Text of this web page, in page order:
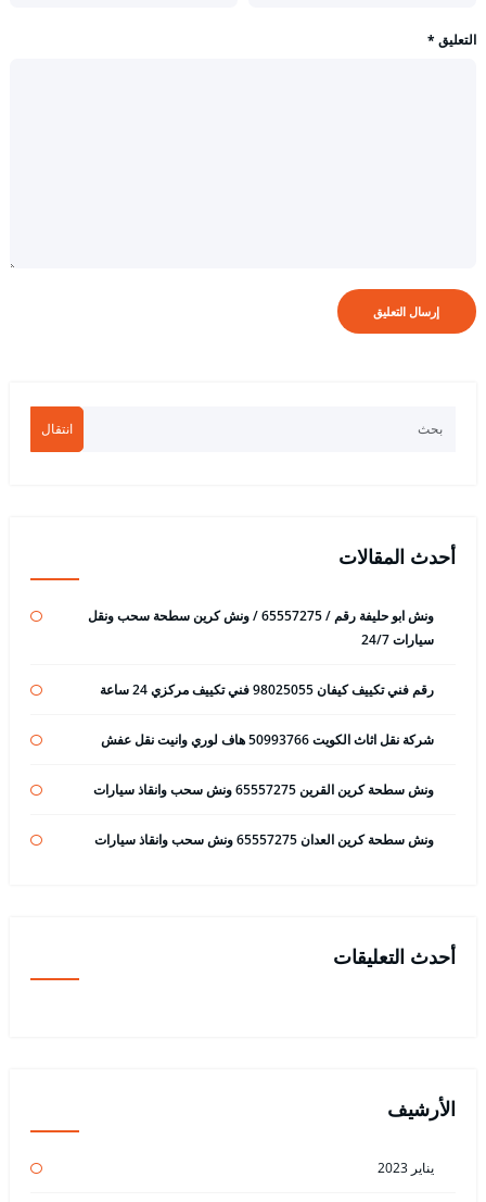
التعليق *
انتقال
أحدث المقالات
ونش ابو حليفة رقم / 65557275 / ونش كرين سطحة سحب ونقل
سيارات 24/7
رقم فني تكييف كيفان 98025055 فني تكييف مركزي 24 ساعة
شركة نقل اثاث الكويت 50993766 هاف لوري وانيت نقل عفش
ونش سطحة كرين القرين 65557275 ونش سحب وانقاذ سيارات
ونش سطحة كرين العدان 65557275 ونش سحب وانقاذ سيارات
أحدث التعليقات
الأرشيف
يناير 2023